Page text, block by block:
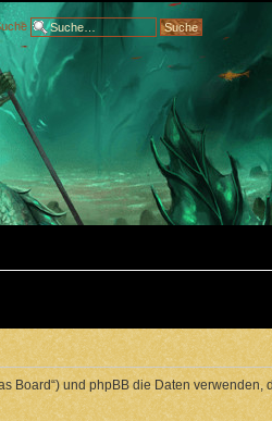
Board“) und phpBB die Daten